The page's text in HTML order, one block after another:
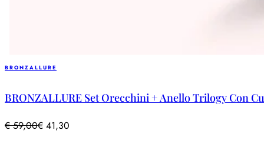
BRONZALLURE
BRONZALLURE Set Orecchini + Anello Trilogy Con
€59,00€ 41,30